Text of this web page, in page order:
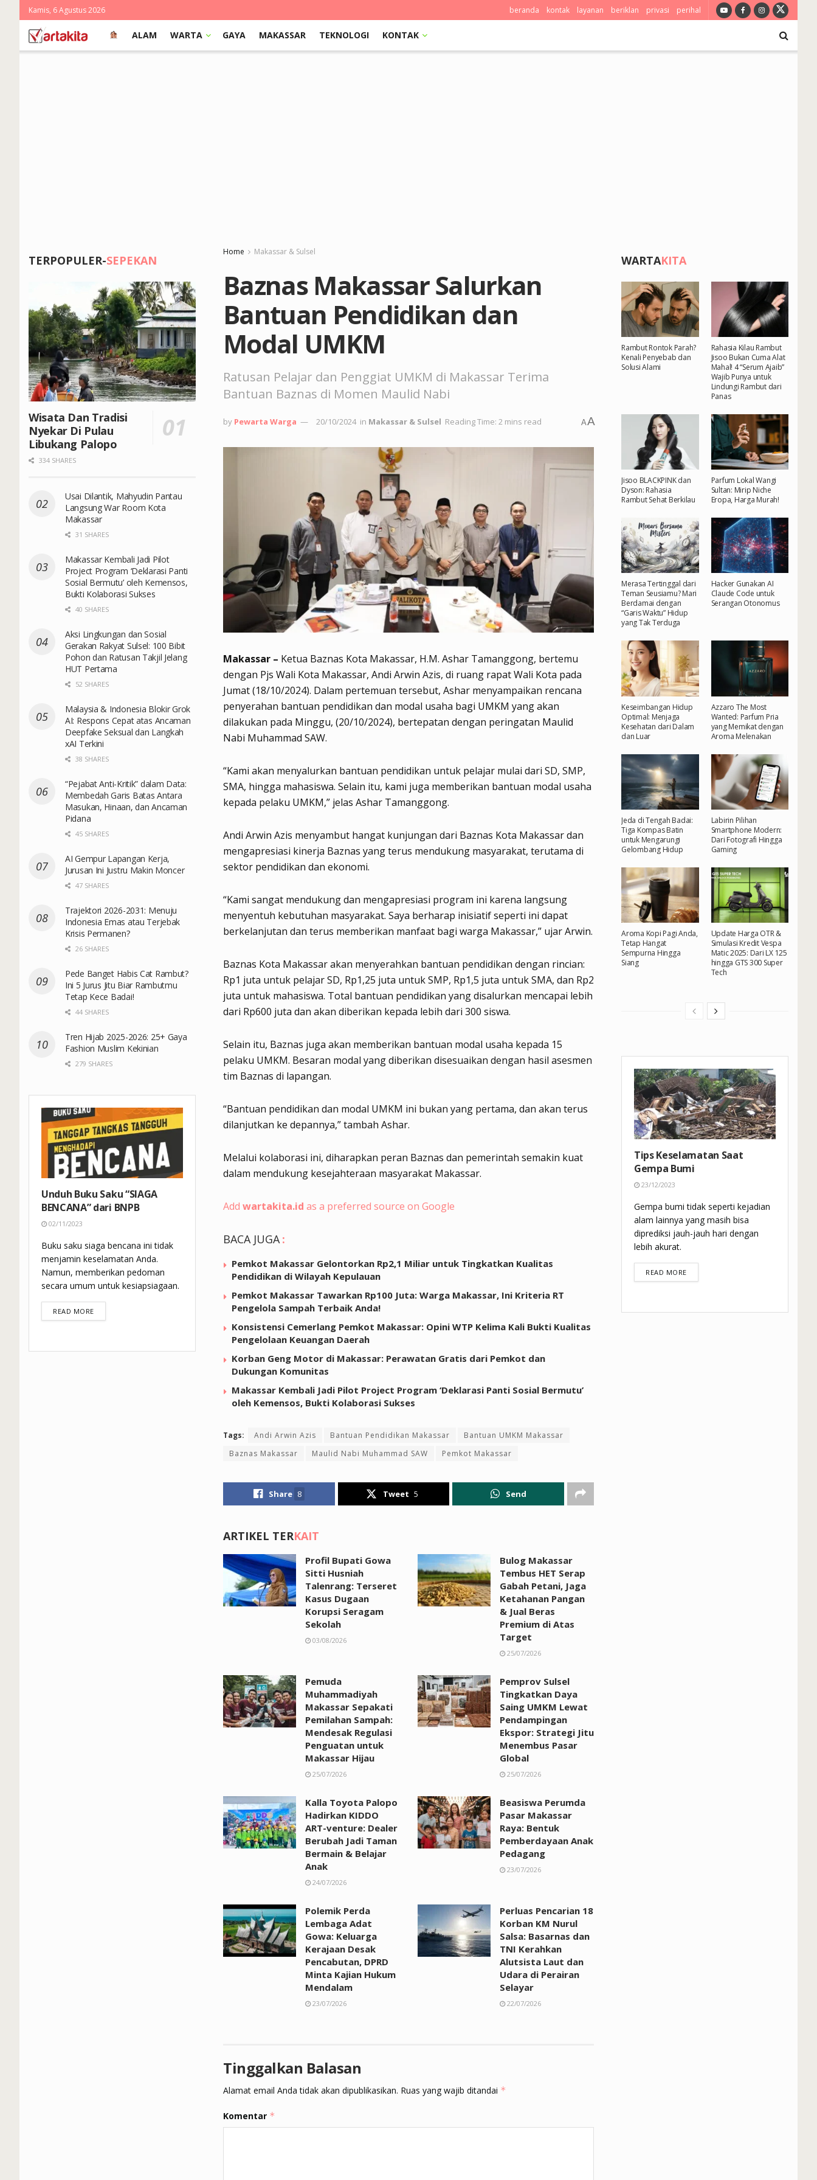
Kamis, 6 Agustus 2026 beranda kontak layanan beriklan privasi perihal
ALAM WARTA GAYA MAKASSAR TEKNOLOGI KONTAK
Home Makassar & Sulsel
Baznas Makassar Salurkan
Bantuan Pendidikan dan
Modal UMKM
Ratusan Pelajar dan Penggiat UMKM di Makassar Terima
Bantuan Baznas di Momen Maulid Nabi
by Pewarta Warga 20/10/2024 in Makassar & Sulsel Reading Time: 2 mins read AA
Makassar – Ketua Baznas Kota Makassar, H.M. Ashar Tamanggong, bertemu
dengan Pjs Wali Kota Makassar, Andi Arwin Azis, di ruang rapat Wali Kota pada
Jumat (18/10/2024). Dalam pertemuan tersebut, Ashar menyampaikan rencana
penyerahan bantuan pendidikan dan modal usaha bagi UMKM yang akan
dilakukan pada Minggu, (20/10/2024), bertepatan dengan peringatan Maulid
Nabi Muhammad SAW.
“Kami akan menyalurkan bantuan pendidikan untuk pelajar mulai dari SD, SMP,
SMA, hingga mahasiswa. Selain itu, kami juga memberikan bantuan modal usaha
kepada pelaku UMKM,” jelas Ashar Tamanggong.
Andi Arwin Azis menyambut hangat kunjungan dari Baznas Kota Makassar dan
mengapresiasi kinerja Baznas yang terus mendukung masyarakat, terutama di
sektor pendidikan dan ekonomi.
“Kami sangat mendukung dan mengapresiasi program ini karena langsung
menyentuh kebutuhan masyarakat. Saya berharap inisiatif seperti ini dapat
berkelanjutan dan terus memberikan manfaat bagi warga Makassar,” ujar Arwin.
Baznas Kota Makassar akan menyerahkan bantuan pendidikan dengan rincian:
Rp1 juta untuk pelajar SD, Rp1,25 juta untuk SMP, Rp1,5 juta untuk SMA, dan Rp2
juta untuk mahasiswa. Total bantuan pendidikan yang disalurkan mencapai lebih
dari Rp600 juta dan akan diberikan kepada lebih dari 300 siswa.
Selain itu, Baznas juga akan memberikan bantuan modal usaha kepada 15
pelaku UMKM. Besaran modal yang diberikan disesuaikan dengan hasil asesmen
tim Baznas di lapangan.
“Bantuan pendidikan dan modal UMKM ini bukan yang pertama, dan akan terus
dilanjutkan ke depannya,” tambah Ashar.
Melalui kolaborasi ini, diharapkan peran Baznas dan pemerintah semakin kuat
dalam mendukung kesejahteraan masyarakat Makassar.
Add wartakita.id as a preferred source on Google
BACA JUGA :
Pemkot Makassar Gelontorkan Rp2,1 Miliar untuk Tingkatkan Kualitas
Pendidikan di Wilayah Kepulauan
Pemkot Makassar Tawarkan Rp100 Juta: Warga Makassar, Ini Kriteria RT
Pengelola Sampah Terbaik Anda!
Konsistensi Cemerlang Pemkot Makassar: Opini WTP Kelima Kali Bukti Kualitas
Pengelolaan Keuangan Daerah
Korban Geng Motor di Makassar: Perawatan Gratis dari Pemkot dan
Dukungan Komunitas
Makassar Kembali Jadi Pilot Project Program ‘Deklarasi Panti Sosial Bermutu’
oleh Kemensos, Bukti Kolaborasi Sukses
Tags: Andi Arwin Azis Bantuan Pendidikan Makassar
Bantuan UMKM Makassar
Baznas Makassar
Maulid Nabi Muhammad SAW Pemkot Makassar
Share 8 Tweet 5 Send
ARTIKEL TERKAIT
Profil Bupati Gowa
Sitti Husniah
Talenrang: Terseret
Kasus Dugaan
Korupsi Seragam
Sekolah
03/08/2026
Bulog Makassar
Tembus HET Serap
Gabah Petani, Jaga
Ketahanan Pangan
& Jual Beras
Premium di Atas
Target
25/07/2026
Pemuda
Muhammadiyah
Makassar Sepakati
Pemilahan Sampah:
Mendesak Regulasi
Penguatan untuk
Makassar Hijau
25/07/2026
Pemprov Sulsel
Tingkatkan Daya
Saing UMKM Lewat
Pendampingan
Ekspor: Strategi Jitu
Menembus Pasar
Global
25/07/2026
Kalla Toyota Palopo
Hadirkan KIDDO
ART-venture: Dealer
Berubah Jadi Taman
Bermain & Belajar
Anak
24/07/2026
Beasiswa Perumda
Pasar Makassar
Raya: Bentuk
Pemberdayaan Anak
Pedagang
23/07/2026
Polemik Perda
Lembaga Adat
Gowa: Keluarga
Kerajaan Desak
Pencabutan, DPRD
Minta Kajian Hukum
Mendalam
23/07/2026
Perluas Pencarian 18
Korban KM Nurul
Salsa: Basarnas dan
TNI Kerahkan
Alutsista Laut dan
Udara di Perairan
Selayar
22/07/2026
Tinggalkan Balasan
Alamat email Anda tidak akan dipublikasikan. Ruas yang wajib ditandai *
Komentar *
TERPOPULER-SEPEKAN
Wisata Dan Tradisi
Nyekar Di Pulau
Libukang Palopo
334 SHARES
Usai Dilantik, Mahyudin Pantau
Langsung War Room Kota
Makassar
31 SHARES
Makassar Kembali Jadi Pilot
Project Program ‘Deklarasi Panti
Sosial Bermutu’ oleh Kemensos,
Bukti Kolaborasi Sukses
40 SHARES
Aksi Lingkungan dan Sosial
Gerakan Rakyat Sulsel: 100 Bibit
Pohon dan Ratusan Takjil Jelang
HUT Pertama
52 SHARES
Malaysia & Indonesia Blokir Grok
AI: Respons Cepat atas Ancaman
Deepfake Seksual dan Langkah
xAI Terkini
38 SHARES
“Pejabat Anti-Kritik” dalam Data:
Membedah Garis Batas Antara
Masukan, Hinaan, dan Ancaman
Pidana
45 SHARES
AI Gempur Lapangan Kerja,
Jurusan Ini Justru Makin Moncer
47 SHARES
Trajektori 2026-2031: Menuju
Indonesia Emas atau Terjebak
Krisis Permanen?
26 SHARES
Pede Banget Habis Cat Rambut?
Ini 5 Jurus Jitu Biar Rambutmu
Tetap Kece Badai!
44 SHARES
Tren Hijab 2025-2026: 25+ Gaya
Fashion Muslim Kekinian
279 SHARES
Unduh Buku Saku “SIAGA
BENCANA” dari BNPB
02/11/2023
Buku saku siaga bencana ini tidak
menjamin keselamatan Anda.
Namun, memberikan pedoman
secara umum untuk kesiapsiagaan.
READ MOREDETAILS
WARTAKITA
Rambut Rontok Parah?
Kenali Penyebab dan
Solusi Alami
Rahasia Kilau Rambut
Jisoo Bukan Cuma Alat
Mahal! 4 “Serum Ajaib”
Wajib Punya untuk
Lindungi Rambut dari
Panas
Jisoo BLACKPINK dan
Dyson: Rahasia
Rambut Sehat Berkilau
Parfum Lokal Wangi
Sultan: Mirip Niche
Eropa, Harga Murah!
Merasa Tertinggal dari
Teman Seusiamu? Mari
Berdamai dengan
“Garis Waktu” Hidup
yang Tak Terduga
Hacker Gunakan AI
Claude Code untuk
Serangan Otonomus
Keseimbangan Hidup
Optimal: Menjaga
Kesehatan dari Dalam
dan Luar
Azzaro The Most
Wanted: Parfum Pria
yang Memikat dengan
Aroma Melenakan
Jeda di Tengah Badai:
Tiga Kompas Batin
untuk Mengarungi
Gelombang Hidup
Labirin Pilihan
Smartphone Modern:
Dari Fotografi Hingga
Gaming
Aroma Kopi Pagi Anda,
Tetap Hangat
Sempurna Hingga
Siang
Update Harga OTR &
Simulasi Kredit Vespa
Matic 2025: Dari LX 125
hingga GTS 300 Super
Tech
Tips Keselamatan Saat
Gempa Bumi
23/12/2023
Gempa bumi tidak seperti kejadian
alam lainnya yang masih bisa
diprediksi jauh-jauh hari dengan
lebih akurat.
READ MOREDETAILS